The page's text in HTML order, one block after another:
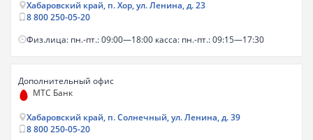
Хабаровский край, п. Хор, ул. Ленина, д. 23
8 800 250-05-20
Физ.лица: пн.-пт.: 09:00—18:00 касса: пн.-пт.: 09:15—17:30
Дополнительный офис
МТС Банк
Хабаровский край, п. Солнечный, ул. Ленина, д. 39
8 800 250-05-20